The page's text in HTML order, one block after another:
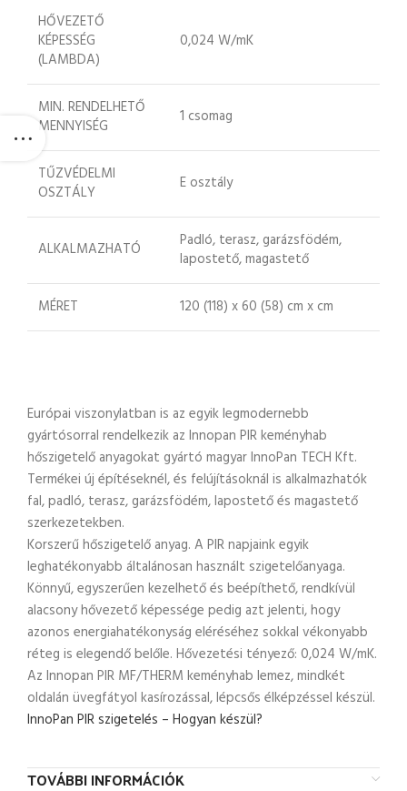
HŐVEZETŐ
KÉPESSÉG
(LAMBDA)
0,024 W/mK
MIN. RENDELHETŐ
MENNYISÉG
1 csomag
TŰZVÉDELMI
OSZTÁLY
E osztály
ALKALMAZHATÓ
Padló, terasz, garázsfödém,
lapostető, magastető
MÉRET 120 (118) x 60 (58) cm x cm
Európai viszonylatban is az egyik legmodernebb
gyártósorral rendelkezik az Innopan PIR keményhab
hőszigetelő anyagokat gyártó magyar InnoPan TECH Kft.
Termékei új építéseknél, és felújításoknál is alkalmazhatók
fal, padló, terasz, garázsfödém, lapostető és magastető
szerkezetekben.
Korszerű hőszigetelő anyag. A PIR napjaink egyik
leghatékonyabb általánosan használt szigetelőanyaga.
Könnyű, egyszerűen kezelhető és beépíthető, rendkívül
alacsony hővezető képessége pedig azt jelenti, hogy
azonos energiahatékonyság eléréséhez sokkal vékonyabb
réteg is elegendő belőle. Hővezetési tényező: 0,024 W/mK.
Az Innopan PIR MF/THERM keményhab lemez, mindkét
oldalán üvegfátyol kasírozással, lépcsős élképzéssel készül.
InnoPan PIR szigetelés – Hogyan készül?
TOVÁBBI INFORMÁCIÓK